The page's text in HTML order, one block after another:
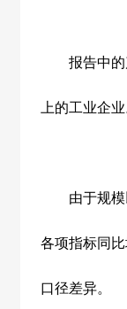
报告中的产
上的工业企业
由于规模以
各项指标同
口径差异。